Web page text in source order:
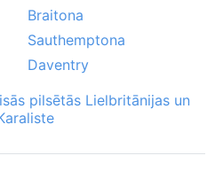
Braitona
Sauthemptona
Daventry
pilsētās Lielbritānijas un